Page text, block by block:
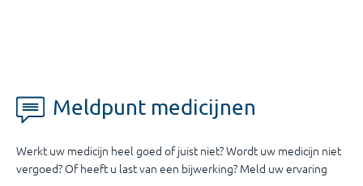
Meldpunt medicijnen
Werkt uw medicijn heel goed of juist niet? Wordt uw medicijn niet
vergoed? Of heeft u last van een bijwerking? Meld uw ervaring